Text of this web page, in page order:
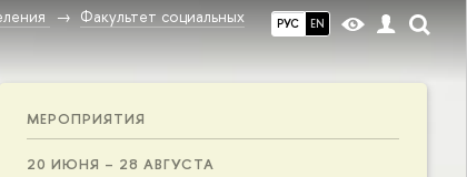
РУС EN
Факультет социальных
МЕРОПРИЯТИЯ
20 ИЮНЯ – 28 АВГУСТА